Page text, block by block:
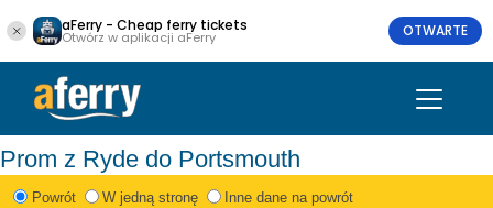
aFerry - Cheap ferry tickets
Otwórz w aplikacji aFerry OTWARTE
Prom z Ryde do Portsmouth
Powrót W jedną stronę Inne dane na powrót